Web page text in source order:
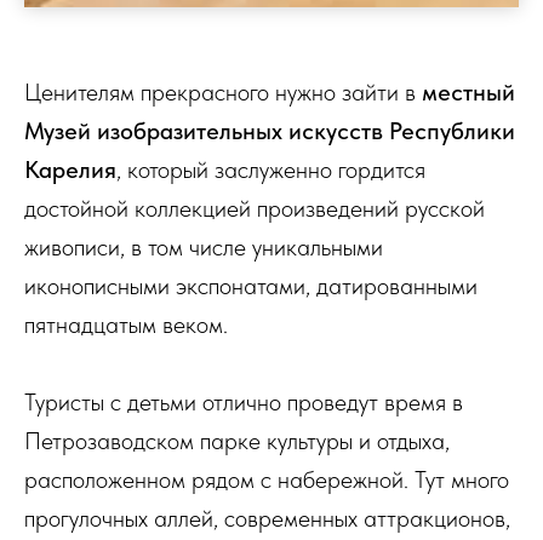
Ценителям прекрасного нужно зайти в местный
Музей изобразительных искусств Республики
Карелия, который заслуженно гордится
достойной коллекцией произведений русской
живописи, в том числе уникальными
иконописными экспонатами, датированными
пятнадцатым веком.
Туристы с детьми отлично проведут время в
Петрозаводском парке культуры и отдыха,
расположенном рядом с набережной. Тут много
прогулочных аллей, современных аттракционов,